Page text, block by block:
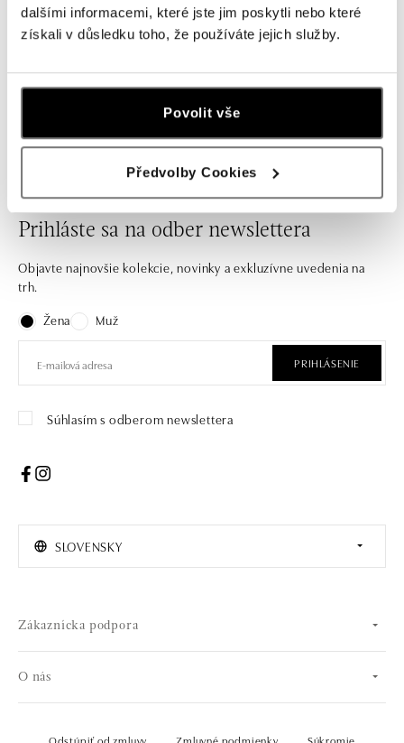
dalšími informacemi, které jste jim poskytli nebo které
získali v důsledku toho, že používáte jejich služby.
Povolit vše
Předvolby Cookies
prsteňov aj štýlových kúskov na každý deň.
Prihláste sa na odber newslettera
Objavte najnovšie kolekcie, novinky a exkluzívne uvedenia na
trh.
Žena
Muž
PRIHLÁSENIE
Súhlasím s odberom newslettera
SLOVENSKY
Zákaznícka podpora
O nás
Odstúpiť od zmluvy Zmluvné podmienky Súkromie